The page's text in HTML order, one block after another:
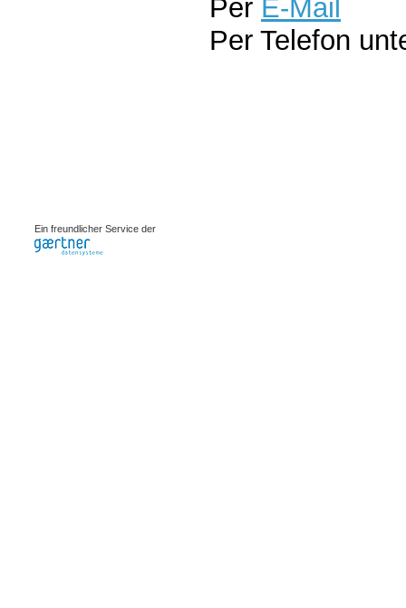
Per E-Mail
Per Telefon
Ein freundlicher Service der